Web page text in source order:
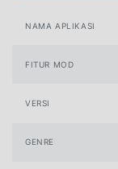
NAMA APLIKASI
FITUR MOD
VERSI
GENRE